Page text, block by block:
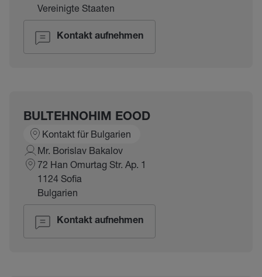
Vereinigte Staaten
Kontakt aufnehmen
BULTEHNOHIM EOOD
Kontakt für Bulgarien
Mr. Borislav Bakalov
72 Han Omurtag Str. Ap. 1
1124 Sofia
Bulgarien
Kontakt aufnehmen